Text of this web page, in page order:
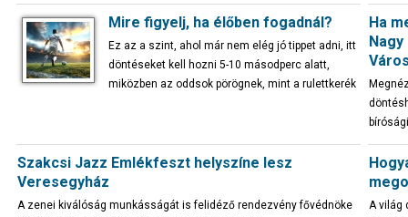
Mire figyelj, ha élőben fogadnál?
Ez az a szint, ahol már nem elég jó tippet adni, itt
döntéseket kell hozni 5-10 másodperc alatt,
miközben az oddsok pörögnek, mint a rulettkerék
Ha
Szakcsi Jazz Emlékfeszt helyszíne lesz
Veresegyház
A zenei kiválóság munkásságát is felidéző rendezvény fővédnöke
A világ